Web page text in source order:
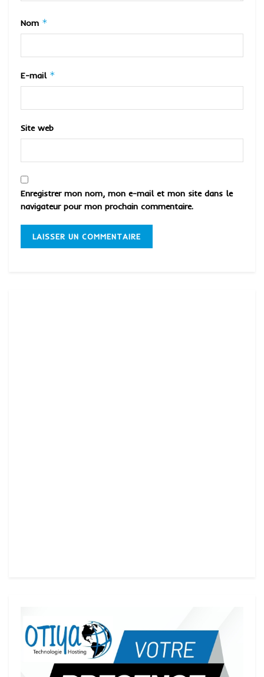
Nom *
E-mail *
Site web
Enregistrer mon nom, mon e-mail et mon site dans le
navigateur pour mon prochain commentaire.